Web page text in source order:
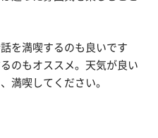
を満喫するのも良いです
のもオススメ。天気が良い
満喫してください。